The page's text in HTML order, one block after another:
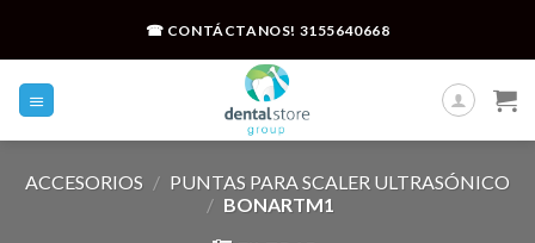
☎ CONTÁCTANOS! 3155640668
ACCESORIOS / PUNTAS PARA SCALER ULTRASÓNICO
/ BONARTM1